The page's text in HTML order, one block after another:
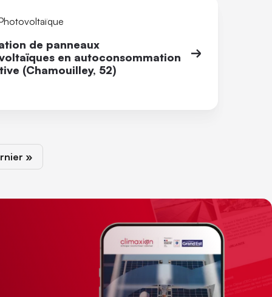
de panneaux
en autoconsommation
(Chamouilley, 52)
page
»